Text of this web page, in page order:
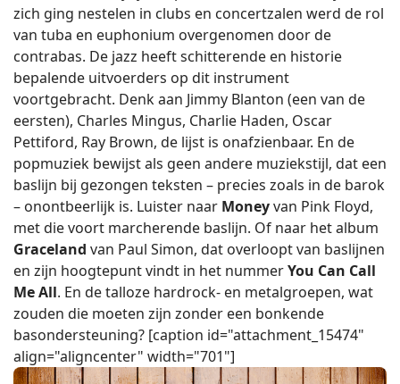
zich ging nestelen in clubs en concertzalen werd de rol
van tuba en euphonium overgenomen door de
contrabas. De jazz heeft schitterende en historie
bepalende uitvoerders op dit instrument
voortgebracht. Denk aan Jimmy Blanton (een van de
eersten), Charles Mingus, Charlie Haden, Oscar
Pettiford, Ray Brown, de lijst is onafzienbaar. En de
popmuziek bewijst als geen andere muziekstijl, dat een
baslijn bij gezongen teksten – precies zoals in de barok
– onontbeerlijk is. Luister naar Moneyvan Pink Floyd,
met die voort marcherende baslijn. Of naar het album
Graceland van Paul Simon, dat overloopt van baslijnen
en zijn hoogtepunt vindt in het nummerYou Can Call
Me All. En de talloze hardrock- en metalgroepen, wat
zouden die moeten zijn zonder een bonkende
basondersteuning? [caption id="attachment_15474"
align="aligncenter" width="701"]